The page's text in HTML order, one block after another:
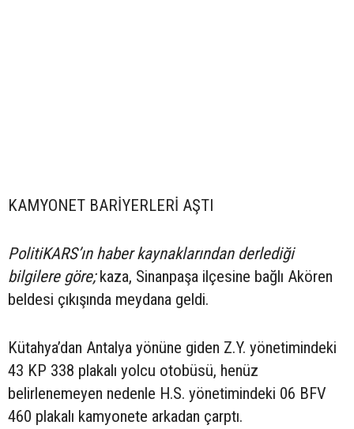
KAMYONET BARİYERLERİ AŞTI
PolitiKARS’ın haber kaynaklarından derlediği
bilgilere göre;kaza, Sinanpaşa ilçesine bağlı Akören
beldesi çıkışında meydana geldi.
Kütahya’dan Antalya yönüne giden Z.Y. yönetimindeki
43 KP 338 plakalı yolcu otobüsü, henüz
belirlenemeyen nedenle H.S. yönetimindeki 06 BFV
460 plakalı kamyonete arkadan çarptı.